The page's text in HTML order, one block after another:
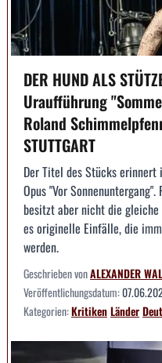
DER HUND ALS
Uraufführung
Roland
STUTTGART
Der Titel des Stücks erinnert
Opus "Vor
besitzt aber nicht die
es originelle Einfälle, die
werden.
Geschrieben vonALEXANDER
Veröffentlichungsdatum:
Kategorien:KritikenLänder